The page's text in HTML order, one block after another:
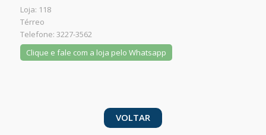
Loja: 118
Térreo
Telefone: 3227-3562
Clique e fale com a loja pelo Whatsapp
VOLTAR